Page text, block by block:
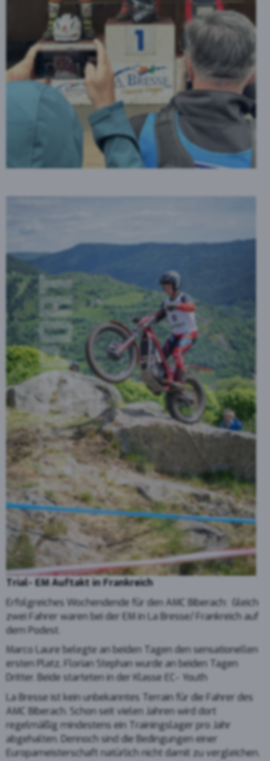
Trial- EM Auftakt in Frankreich
Erfolgreiches Wochendende für den AMC Biberach: Gleich
zwei Fahrer waren bei der EM in La Bresse/ Frankreich auf
dem Podest.
Marco Laure belegte an beiden Tagen den sensationellen
ersten Platz, Florian Stephan wurde an beiden Tagen
Dritter. Beide starteten in der Klasse EC- Youth
La Bresse ist kein unbekanntes Terrain für die Fahrer des
AMC Biberach. Schon seit vielen Jahren wird dort
regelmäßig mindestens ein Trainingslager pro Jahr
abgehalten. Dennoch sind die Bedingungen einer
Europameisterschaft natürlich nicht damit zu vergleichen.